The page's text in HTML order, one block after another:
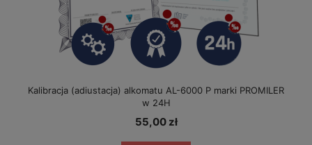
Kalibracja (adiustacja) alkomatu AL-6000 P marki PROMILER
w 24H
55,00 zł